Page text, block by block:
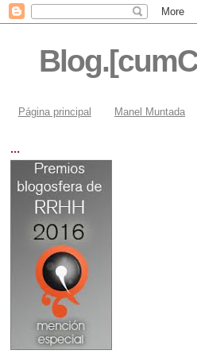
Página principal Manel Muntada
...